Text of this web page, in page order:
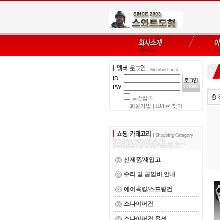
보안접속
회원가입
ID/PW 찾기
신제품/재입고
수리 및 공임비 안내
에어콕킹/스프링건
스나이퍼건
스나이퍼건 옵션
총